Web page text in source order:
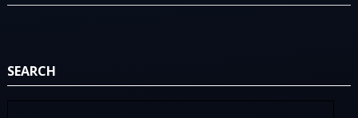
SEARCH